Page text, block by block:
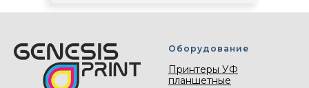
Оборудование
Принтеры УФ
планшетные